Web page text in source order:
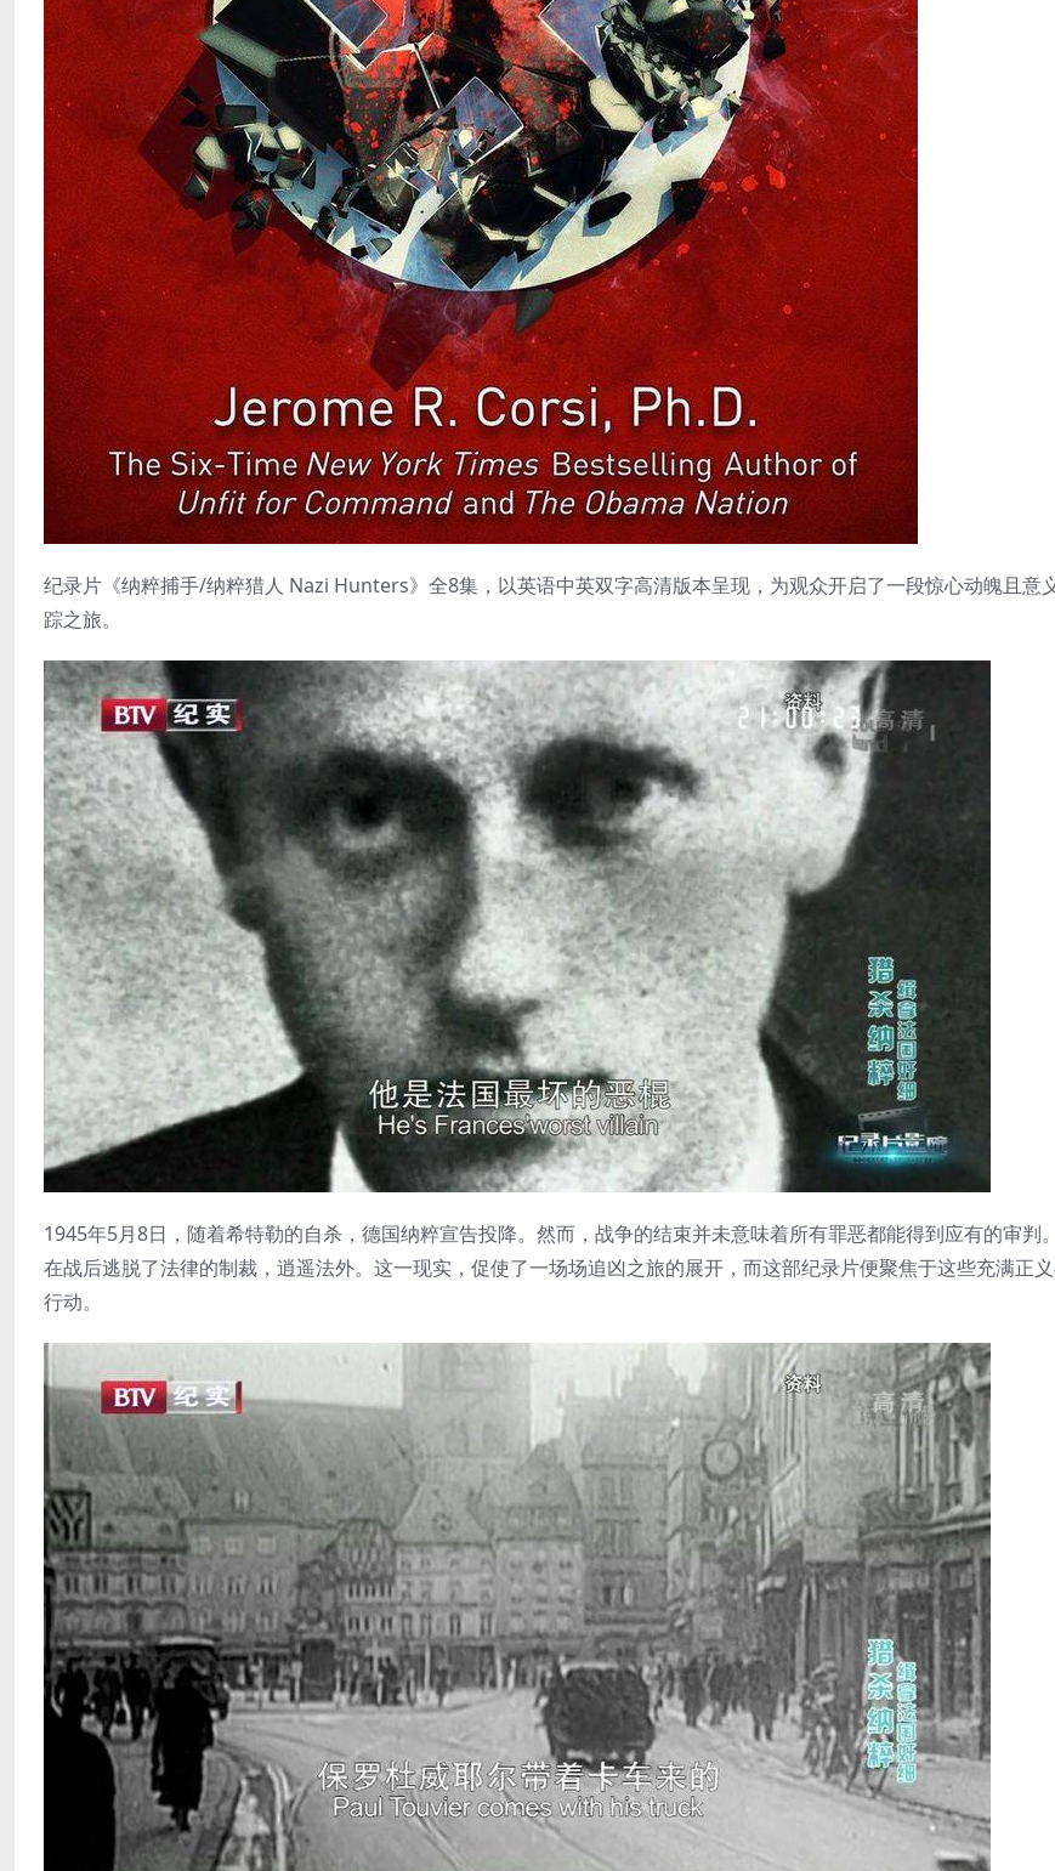
纪录片《纳粹捕手/纳粹猎人 Nazi Hunters》全8集，以英语中英双字高清版本呈现，为观众开启了一段惊心动魄且意
踪之旅。
1945年5月8日，随着希特勒的自杀，德国纳粹宣告投降。然而，战争的结束并未意味着所有罪恶都能得到应有的审判
在战后逃脱了法律的制裁，逍遥法外。这一现实，促使了一场场追凶之旅的展开，而这部纪录片便聚焦于这些充满正
行动。